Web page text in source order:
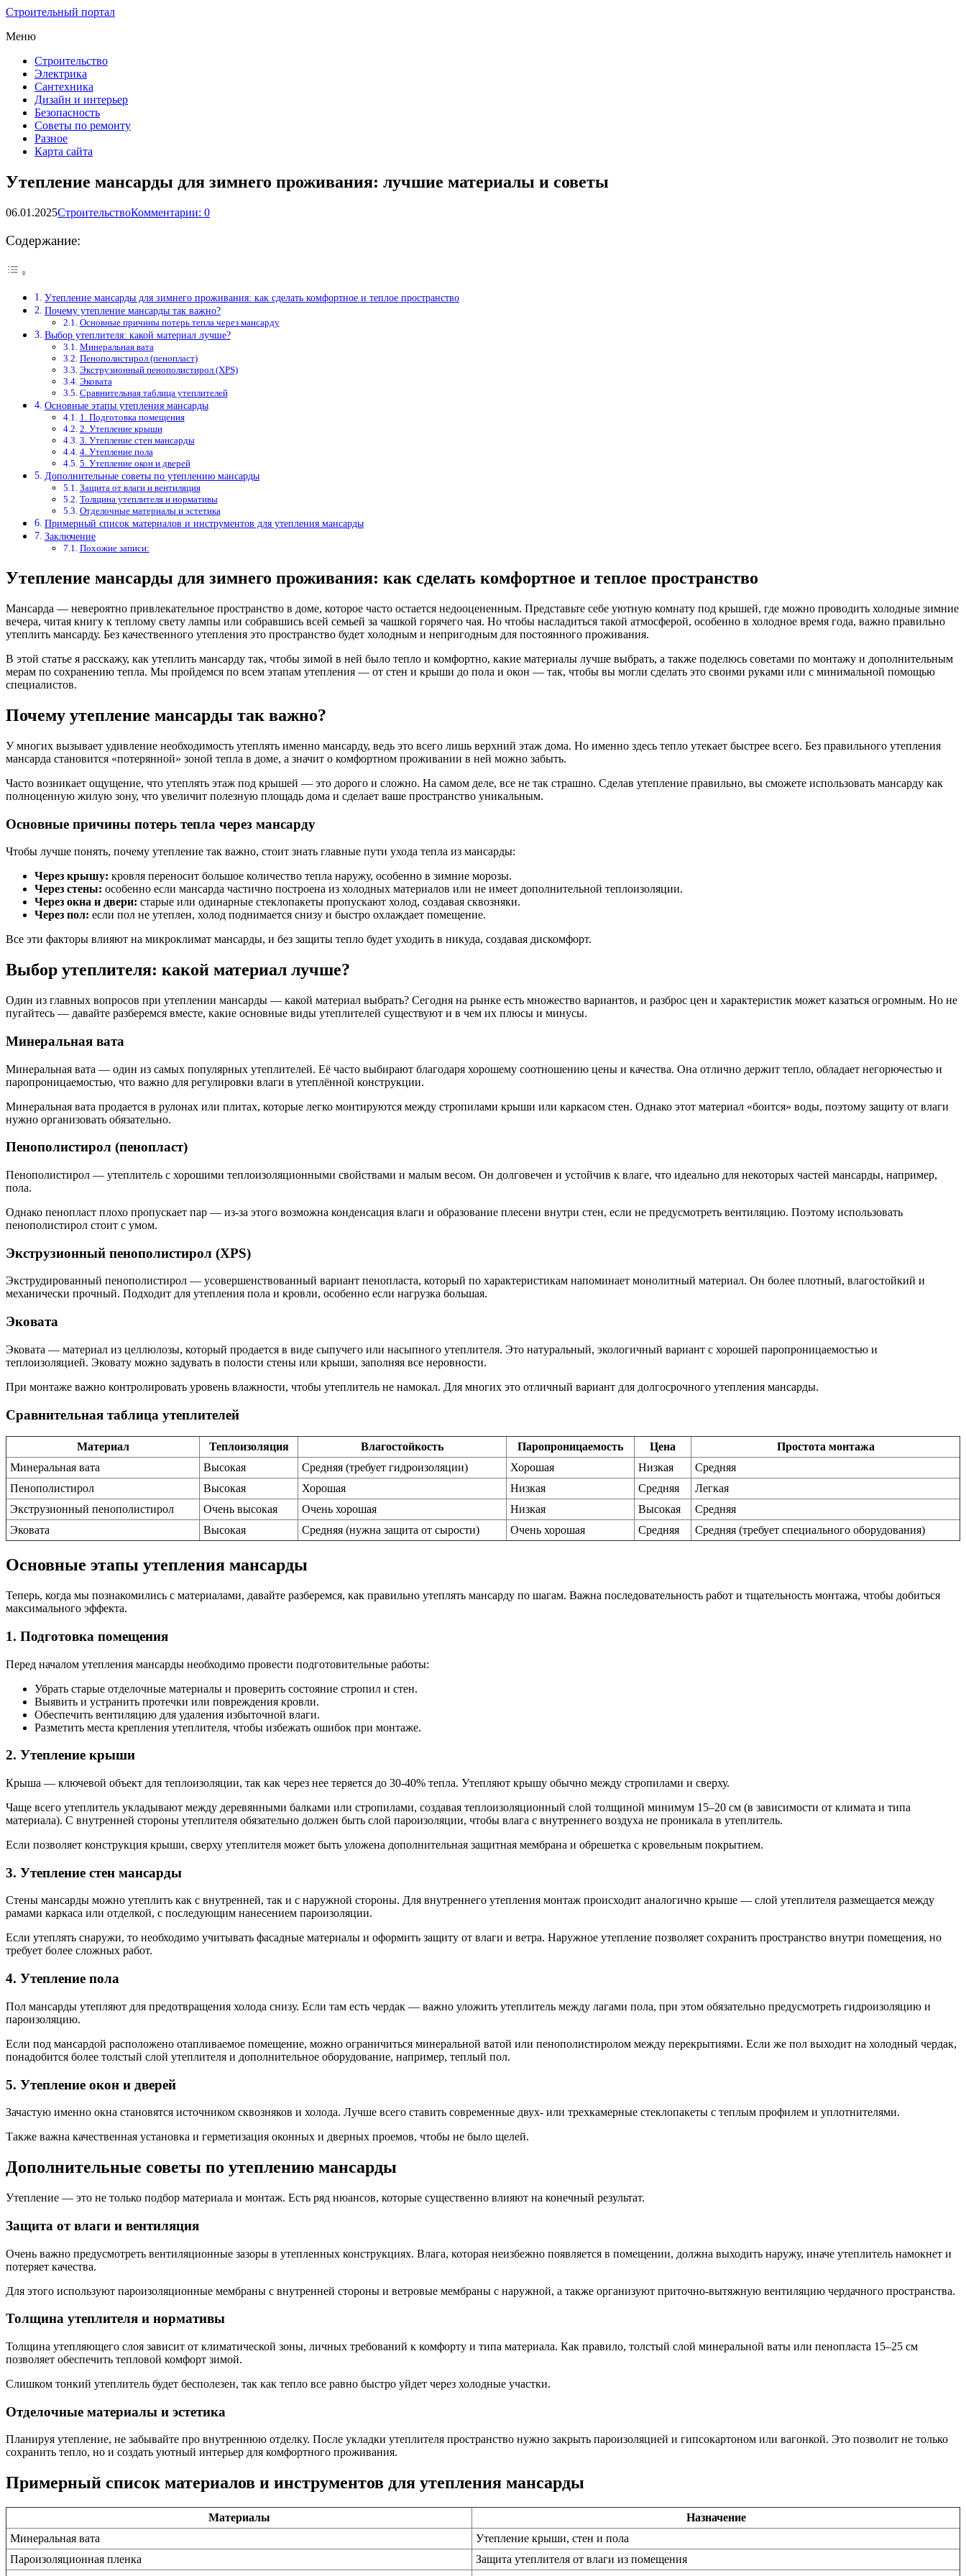
Строительный портал
Меню
Строительство
Электрика
Сантехника
Дизайн и интерьер
Безопасность
Советы по ремонту
Разное
Карта сайта
Утепление мансарды для зимнего проживания: лучшие материалы и советы
06.01.2025СтроительствоКомментарии: 0
Содержание:
Утепление мансарды для зимнего проживания: как сделать комфортное и теплое пространство
Почему утепление мансарды так важно?
Основные причины потерь тепла через мансарду
Выбор утеплителя: какой материал лучше?
Минеральная вата
Пенополистирол (пенопласт)
Экструзионный пенополистирол (XPS)
Эковата
Сравнительная таблица утеплителей
Основные этапы утепления мансарды
1. Подготовка помещения
2. Утепление крыши
3. Утепление стен мансарды
4. Утепление пола
5. Утепление окон и дверей
Дополнительные советы по утеплению мансарды
Защита от влаги и вентиляция
Толщина утеплителя и нормативы
Отделочные материалы и эстетика
Примерный список материалов и инструментов для утепления мансарды
Заключение
Похожие записи:
Утепление мансарды для зимнего проживания: как сделать комфортное и теплое пространство
Мансарда — невероятно привлекательное пространство в доме, которое часто остается недооцененным. Представьте себе уютную комнату под крышей, где можно проводить холодные зимние
вечера, читая книгу к теплому свету лампы или собравшись всей семьей за чашкой горячего чая. Но чтобы насладиться такой атмосферой, особенно в холодное время года, важно правильно
утеплить мансарду. Без качественного утепления это пространство будет холодным и непригодным для постоянного проживания.
В этой статье я расскажу, как утеплить мансарду так, чтобы зимой в ней было тепло и комфортно, какие материалы лучше выбрать, а также поделюсь советами по монтажу и дополнительным
мерам по сохранению тепла. Мы пройдемся по всем этапам утепления — от стен и крыши до пола и окон — так, чтобы вы могли сделать это своими руками или с минимальной помощью
специалистов.
Почему утепление мансарды так важно?
У многих вызывает удивление необходимость утеплять именно мансарду, ведь это всего лишь верхний этаж дома. Но именно здесь тепло утекает быстрее всего. Без правильного утепления
мансарда становится «потерянной» зоной тепла в доме, а значит о комфортном проживании в ней можно забыть.
Часто возникает ощущение, что утеплять этаж под крышей — это дорого и сложно. На самом деле, все не так страшно. Сделав утепление правильно, вы сможете использовать мансарду как
полноценную жилую зону, что увеличит полезную площадь дома и сделает ваше пространство уникальным.
Основные причины потерь тепла через мансарду
Чтобы лучше понять, почему утепление так важно, стоит знать главные пути ухода тепла из мансарды:
Через крышу: кровля переносит большое количество тепла наружу, особенно в зимние морозы.
Через стены: особенно если мансарда частично построена из холодных материалов или не имеет дополнительной теплоизоляции.
Через окна и двери: старые или одинарные стеклопакеты пропускают холод, создавая сквозняки.
Через пол: если пол не утеплен, холод поднимается снизу и быстро охлаждает помещение.
Все эти факторы влияют на микроклимат мансарды, и без защиты тепло будет уходить в никуда, создавая дискомфорт.
Выбор утеплителя: какой материал лучше?
Один из главных вопросов при утеплении мансарды — какой материал выбрать? Сегодня на рынке есть множество вариантов, и разброс цен и характеристик может казаться огромным. Но не
пугайтесь — давайте разберемся вместе, какие основные виды утеплителей существуют и в чем их плюсы и минусы.
Минеральная вата
Минеральная вата — один из самых популярных утеплителей. Её часто выбирают благодаря хорошему соотношению цены и качества. Она отлично держит тепло, обладает негорючестью и
паропроницаемостью, что важно для регулировки влаги в утеплённой конструкции.
Минеральная вата продается в рулонах или плитах, которые легко монтируются между стропилами крыши или каркасом стен. Однако этот материал «боится» воды, поэтому защиту от влаги
нужно организовать обязательно.
Пенополистирол (пенопласт)
Пенополистирол — утеплитель с хорошими теплоизоляционными свойствами и малым весом. Он долговечен и устойчив к влаге, что идеально для некоторых частей мансарды, например,
пола.
Однако пенопласт плохо пропускает пар — из-за этого возможна конденсация влаги и образование плесени внутри стен, если не предусмотреть вентиляцию. Поэтому использовать
пенополистирол стоит с умом.
Экструзионный пенополистирол (XPS)
Экструдированный пенополистирол — усовершенствованный вариант пенопласта, который по характеристикам напоминает монолитный материал. Он более плотный, влагостойкий и
механически прочный. Подходит для утепления пола и кровли, особенно если нагрузка большая.
Эковата
Эковата — материал из целлюлозы, который продается в виде сыпучего или насыпного утеплителя. Это натуральный, экологичный вариант с хорошей паропроницаемостью и
теплоизоляцией. Эковату можно задувать в полости стены или крыши, заполняя все неровности.
При монтаже важно контролировать уровень влажности, чтобы утеплитель не намокал. Для многих это отличный вариант для долгосрочного утепления мансарды.
Сравнительная таблица утеплителей
Материал Теплоизоляция Влагостойкость Паропроницаемость Цена
Простота монтажа
Минеральная вата
Высокая Средняя (требует гидроизоляции) Хорошая Низкая
Средняя
Пенополистирол
Высокая Хорошая Низкая Средняя
Легкая
Экструзионный пенополистирол
Очень высокая Очень хорошая Низкая Высокая
Средняя
Эковата
Высокая Средняя (нужна защита от сырости) Очень хорошая Средняя Средняя (требует специального оборудования)
Основные этапы утепления мансарды
Теперь, когда мы познакомились с материалами, давайте разберемся, как правильно утеплять мансарду по шагам. Важна последовательность работ и тщательность монтажа, чтобы добиться
максимального эффекта.
1. Подготовка помещения
Перед началом утепления мансарды необходимо провести подготовительные работы:
Убрать старые отделочные материалы и проверить состояние стропил и стен.
Выявить и устранить протечки или повреждения кровли.
Обеспечить вентиляцию для удаления избыточной влаги.
Разметить места крепления утеплителя, чтобы избежать ошибок при монтаже.
2. Утепление крыши
Крыша — ключевой объект для теплоизоляции, так как через нее теряется до 30-40% тепла. Утепляют крышу обычно между стропилами и сверху.
Чаще всего утеплитель укладывают между деревянными балками или стропилами, создавая теплоизоляционный слой толщиной минимум 15–20 см (в зависимости от климата и типа
материала). С внутренней стороны утеплителя обязательно должен быть слой пароизоляции, чтобы влага с внутреннего воздуха не проникала в утеплитель.
Если позволяет конструкция крыши, сверху утеплителя может быть уложена дополнительная защитная мембрана и обрешетка с кровельным покрытием.
3. Утепление стен мансарды
Стены мансарды можно утеплить как с внутренней, так и с наружной стороны. Для внутреннего утепления монтаж происходит аналогично крыше — слой утеплителя размещается между
рамами каркаса или отделкой, с последующим нанесением пароизоляции.
Если утеплять снаружи, то необходимо учитывать фасадные материалы и оформить защиту от влаги и ветра. Наружное утепление позволяет сохранить пространство внутри помещения, но
требует более сложных работ.
4. Утепление пола
Пол мансарды утепляют для предотвращения холода снизу. Если там есть чердак — важно уложить утеплитель между лагами пола, при этом обязательно предусмотреть гидроизоляцию и
пароизоляцию.
Если под мансардой расположено отапливаемое помещение, можно ограничиться минеральной ватой или пенополистиролом между перекрытиями. Если же пол выходит на холодный чердак,
понадобится более толстый слой утеплителя и дополнительное оборудование, например, теплый пол.
5. Утепление окон и дверей
Зачастую именно окна становятся источником сквозняков и холода. Лучше всего ставить современные двух- или трехкамерные стеклопакеты с теплым профилем и уплотнителями.
Также важна качественная установка и герметизация оконных и дверных проемов, чтобы не было щелей.
Дополнительные советы по утеплению мансарды
Утепление — это не только подбор материала и монтаж. Есть ряд нюансов, которые существенно влияют на конечный результат.
Защита от влаги и вентиляция
Очень важно предусмотреть вентиляционные зазоры в утепленных конструкциях. Влага, которая неизбежно появляется в помещении, должна выходить наружу, иначе утеплитель намокнет и
потеряет качества.
Для этого используют пароизоляционные мембраны с внутренней стороны и ветровые мембраны с наружной, а также организуют приточно-вытяжную вентиляцию чердачного пространства.
Толщина утеплителя и нормативы
Толщина утепляющего слоя зависит от климатической зоны, личных требований к комфорту и типа материала. Как правило, толстый слой минеральной ваты или пенопласта 15–25 см
позволяет обеспечить тепловой комфорт зимой.
Слишком тонкий утеплитель будет бесполезен, так как тепло все равно быстро уйдет через холодные участки.
Отделочные материалы и эстетика
Планируя утепление, не забывайте про внутреннюю отделку. После укладки утеплителя пространство нужно закрыть пароизоляцией и гипсокартоном или вагонкой. Это позволит не только
сохранить тепло, но и создать уютный интерьер для комфортного проживания.
Примерный список материалов и инструментов для утепления мансарды
Материалы
Назначение
Минеральная вата
Утепление крыши, стен и пола
Пароизоляционная пленка
Защита утеплителя от влаги из помещения